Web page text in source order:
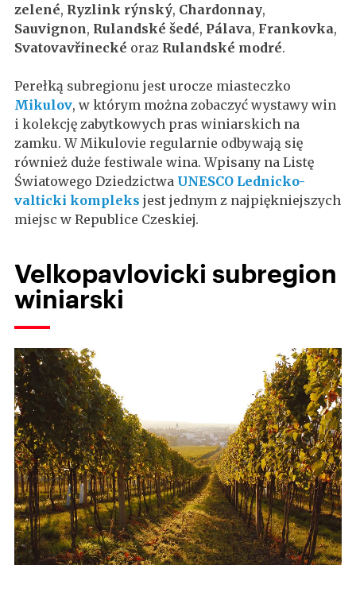
zelené, Ryzlink rýnský, Chardonnay,
Sauvignon, Rulandské šedé, Pálava, Frankovka,
Svatovavřinecké oraz Rulandské modré.
Perełką subregionu jest urocze miasteczko
Mikulov, w którym można zobaczyć wystawy win
i kolekcję zabytkowych pras winiarskich na
zamku. W Mikulovie regularnie odbywają się
również duże festiwale wina. Wpisany na Listę
Światowego Dziedzictwa UNESCO Lednicko-
valticki kompleks jest jednym z najpiękniejszych
miejsc w Republice Czeskiej.
Velkopavlovicki subregion
winiarski